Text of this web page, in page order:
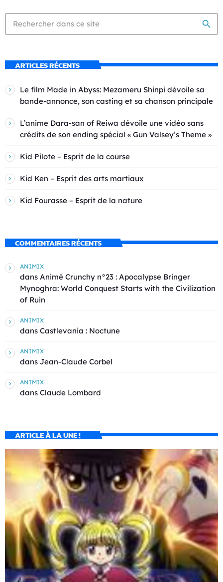
search
ARTICLES RÉCENTS
Le film Made in Abyss: Mezameru Shinpi dévoile sa
bande-annonce, son casting et sa chanson principale
L’anime Dara-san of Reiwa dévoile une vidéo sans
crédits de son ending spécial « Gun Valsey’s Theme »
Kid Pilote – Esprit de la course
Kid Ken – Esprit des arts martiaux
Kid Fourasse – Esprit de la nature
COMMENTAIRES RÉCENTS
ANIMIX
dans Animé Crunchy n°23 : Apocalypse Bringer
Mynoghra: World Conquest Starts with the Civilization
of Ruin
ANIMIX
dans Castlevania : Noctune
ANIMIX
dans Jean-Claude Corbel
ANIMIX
dans Claude Lombard
ARTICLE À LA UNE !